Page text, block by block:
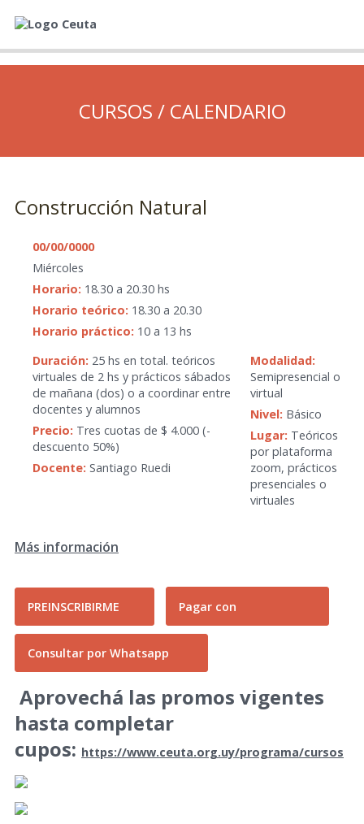
CURSOS / CALENDARIO
Construcción Natural
00/00/0000
Miércoles
Horario: 18.30 a 20.30 hs
Horario teórico: 18.30 a 20.30
Horario práctico: 10 a 13 hs
Duración: 25 hs en total. teóricos
virtuales de 2 hs y prácticos sábados
de mañana (dos) o a coordinar entre
docentes y alumnos
Precio: Tres cuotas de $ 4.000 (-
descuento 50%)
Docente: Santiago Ruedi
Modalidad:
Semipresencial o
virtual
Nivel: Básico
Lugar: Teóricos
por plataforma
zoom, prácticos
presenciales o
virtuales
Más información
PREINSCRIBIRME Pagar con
Consultar por Whatsapp
Aprovechá las promos vigentes
hasta completar
cupos: https://www.ceuta.org.uy/programa/cursos